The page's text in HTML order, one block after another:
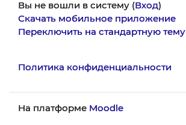
Вы не вошли в систему (Вход)
Скачать мобильное приложение
Переключить на стандартную тему
Политика конфиденциальности
На платформе Moodle